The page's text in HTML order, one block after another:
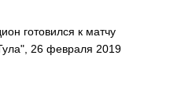
готовился к матчу
26 февраля 2019